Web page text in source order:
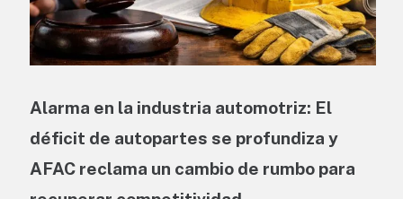
Alarma en la industria automotriz: El
déficit de autopartes se profundiza y
AFAC reclama un cambio de rumbo para